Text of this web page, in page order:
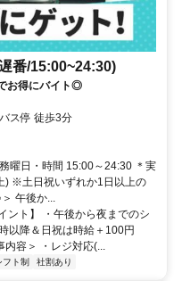
番/15:00~24:30)
お得にバイト◎
ス停 徒歩3分
曜日・時間 15:00～24:30 ＊実
) ※土日祝いずれか1日以上の
午後か...
ント】 ・午後から夜までのシ
以降＆日祝は時給＋100円
内容＞ ・レジ対応(...
フト制 社割あり